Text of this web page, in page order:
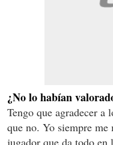
¿No lo habían
Tengo que agradecer a
que no. Yo siempre me
jugador que da todo en